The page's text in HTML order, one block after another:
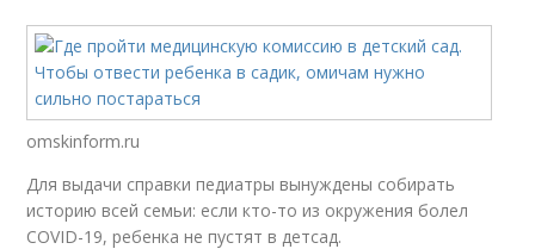
omskinform.ru
Для выдачи справки педиатры вынуждены собирать
историю всей семьи: если кто-то из окружения болел
COVID-19, ребенка не пустят в детсад.